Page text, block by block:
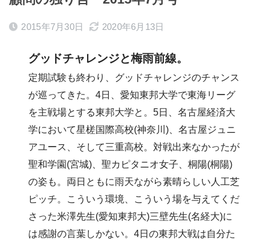
2015年7月30日 2020年6月13日
グッドチャレンジと梅雨前線。
定期試験も終わり、グッドチャレンジのチャンス
が巡ってきた。4日、愛知東邦大学で東海リーグ
を主戦場とする東邦大学と。5日、名古屋経済大
学において星槎国際高校(神奈川)、名古屋ジュニ
アユース、そして三重高校。対戦出来なかったが
聖和学園(宮城)、聖カピタニオ女子、桐陽(桐陽)
の姿も。両日ともに雨天ながら素晴らしい人工芝
ピッチ。こういう環境、こういう場を与えてくだ
さった米澤先生(愛知東邦大)三壁先生(名経大)に
は感謝の言葉しかない。4日の東邦大戦は自分た